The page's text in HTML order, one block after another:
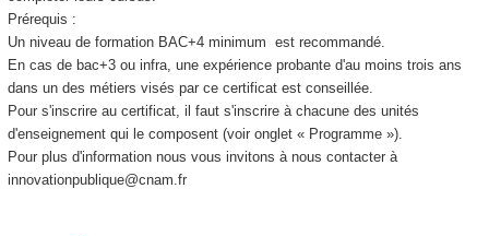
Prérequis :
Un niveau de formation BAC+4 minimum est recommandé.
En cas de bac+3 ou infra, une expérience probante d'au moins trois ans
dans un des métiers visés par ce certificat est conseillée.
Pour s'inscrire au certificat, il faut s'inscrire à chacune des unités
d'enseignementqui le composent (voir onglet « Programme »).
Pour plus d'information nous vous invitons à nous contacter à
innovationpublique@cnam.fr